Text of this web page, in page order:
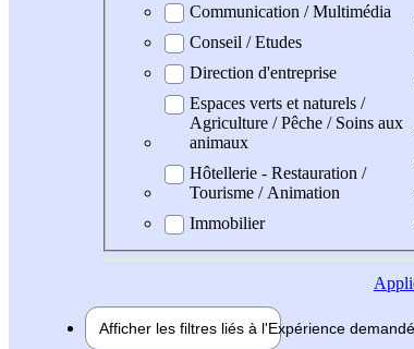
Communication / Multimédia
Conseil / Etudes
Direction d'entreprise
Espaces verts et naturels /
Agriculture / Pêche / Soins aux
animaux
Hôtellerie - Restauration /
Tourisme / Animation
Immobilier
Afficher les filtres liés à l'Expérience